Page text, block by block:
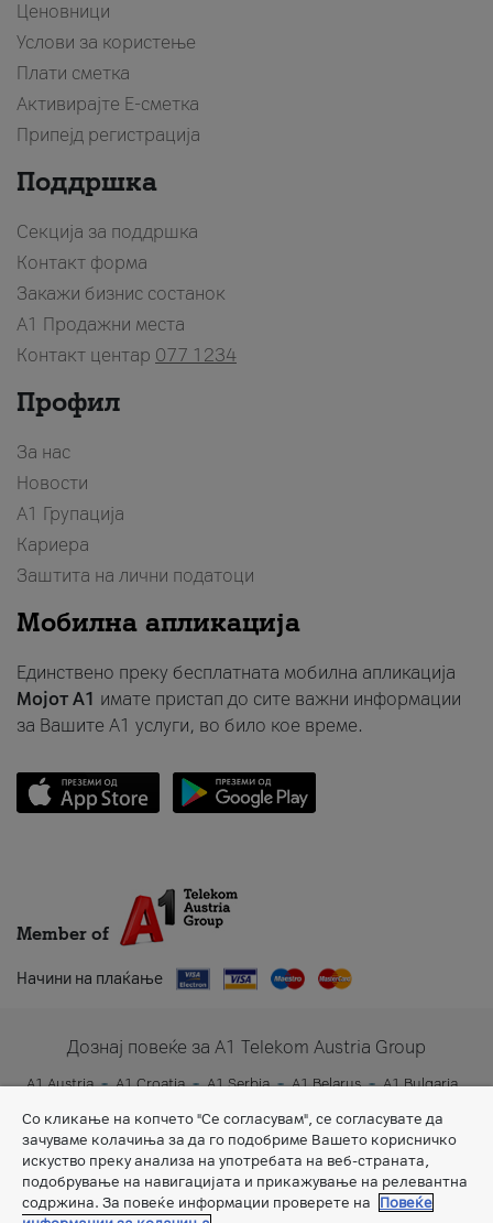
Ценовници
Услови за користење
Плати сметка
Активирајте Е-сметка
Припејд регистрација
Поддршка
Секција за поддршка
Контакт форма
Закажи бизнис состанок
A1 Продажни места
Контакт центар 077 1234
Профил
За нас
Новости
А1 Групација
Кариера
Заштита на лични податоци
Мобилна апликација
Единствено преку бесплатната мобилна апликација
Мојот A1 имате пристап до сите важни информации
за Вашите A1 услуги, во било кое време.
Member of
Начини на плаќање
Дознај повеќе за A1 Telekom Austria Group
A1 Austria A1 Croatia A1 Serbia A1 Belarus
A1 Bulgaria
Со кликање на копчето "Се согласувам", се согласувате да
зачуваме колачиња за да го подобриме Вашето корисничко
искуство преку анализа на употребата на веб-страната,
подобрување на навигацијата и прикажување на релевантна
содржина. За повеќе информации проверете на
Повеќе